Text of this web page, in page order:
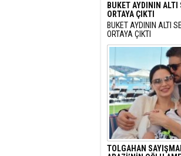
BUKET AYDININ ALTI
ORTAYA ÇIKTI
BUKET AYDININ ALTI
ORTAYA ÇIKTI
TOLGAHAN